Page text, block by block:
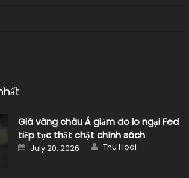
Giá vàng châu Á giảm do lo ngại Fed
tiếp tục thắt chặt chính sách
Posted
on
July 20, 2026 Author
Thu Hoai